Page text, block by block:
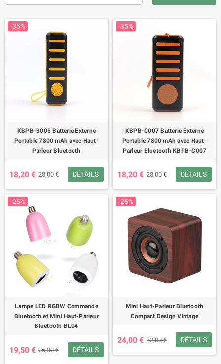
-35%
KBPB-B005 Batterie Externe
Portable 7800 mAh avec Haut-
Parleur Bluetooth
18,20 € 28,00 € DÉTAILS
-35%
KBPB-C007 Batterie Externe
Portable 7800 mAh avec Haut-
Parleur Bluetooth KBPB-C007
18,20 € 28,00 € DÉTAILS
-25%
Lampe LED RGBW Commande
Bluetooth et Mini Haut-Parleur
Bluetooth BL04
19,50 € 26,00 € DÉTAILS
-25%
Mini Haut-Parleur Bluetooth
Compact Design Vintage
24,00 € 32,00 € DÉTAILS